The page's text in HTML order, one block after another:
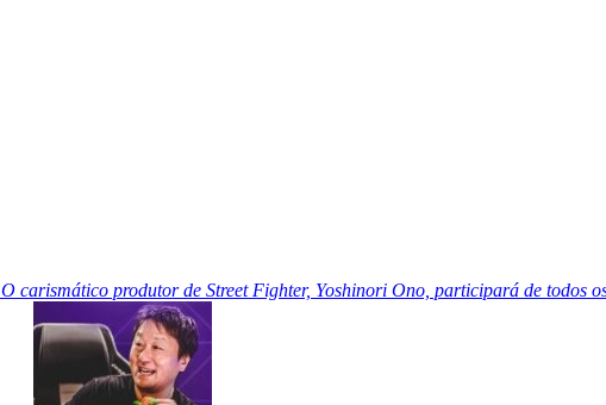
O carismático produtor de Street Fighter, Yoshinori Ono, participará de todos